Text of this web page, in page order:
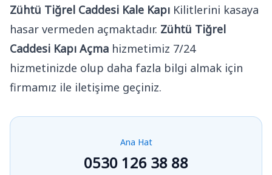
Zühtü Tiğrel Caddesi Kale Kapı Kilitlerini kasaya
hasar vermeden açmaktadır. Zühtü Tiğrel
Caddesi Kapı Açma hizmetimiz 7/24
hizmetinizde olup daha fazla bilgi almak için
firmamız ile iletişime geçiniz.
Ana Hat
0530 126 38 88